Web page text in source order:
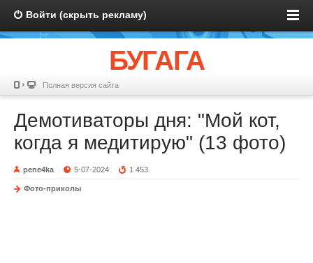
Войти (скрыть рекламу)
БУГАГА
Полная версия сайта
Демотиваторы дня: "Мой кот,
когда я медитирую" (13 фото)
pene4ka 5-07-2024 1 453
Фото-приколы